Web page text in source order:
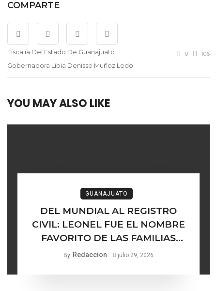
COMPARTE
Fiscalía Del Estado De Guanajuato
Gobernadora Libia Denisse Muñoz Ledo
0 106
YOU MAY ALSO LIKE
GUANAJUATO
DEL MUNDIAL AL REGISTRO
CIVIL: LEONEL FUE EL NOMBRE
FAVORITO DE LAS FAMILIAS
By Redaccion julio 29, 2026